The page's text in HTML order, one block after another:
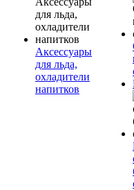
Аксессуары
для льда,
охладители
напитков